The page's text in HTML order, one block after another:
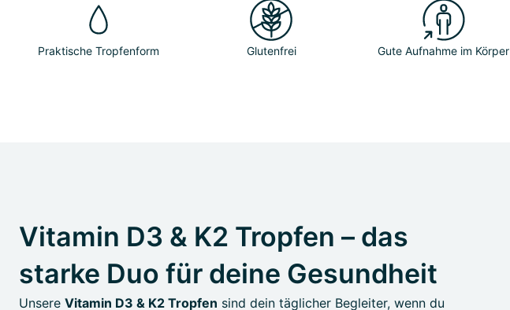
Praktische Tropfenform Glutenfrei Gute Aufnahme im Körper
Vitamin D3 & K2 Tropfen – das
starke Duo für deine Gesundheit
Unsere Vitamin D3 & K2 Tropfen sind dein täglicher Begleiter, wenn du